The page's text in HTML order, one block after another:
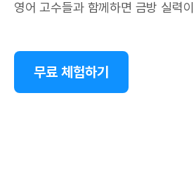
영어 고수들과 함께하면 금방 실력
무료 체험하기